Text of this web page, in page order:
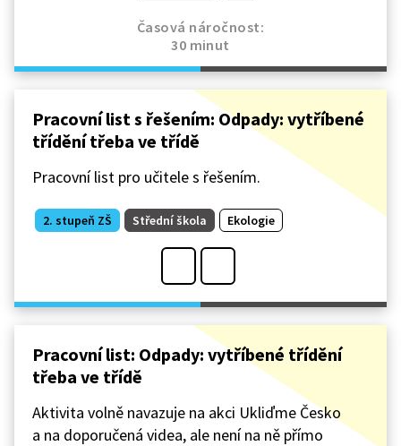
Časová náročnost:
30 minut
Pracovní list s řešením: Odpady: vytříbené
třídění třeba ve třídě
Pracovní list pro učitele s řešením.
2. stupeň ZŠ Střední škola Ekologie
Pracovní list: Odpady: vytříbené třídění
třeba ve třídě
Aktivita volně navazuje na akci Ukliďme Česko
a na doporučená videa, ale není na ně přímo